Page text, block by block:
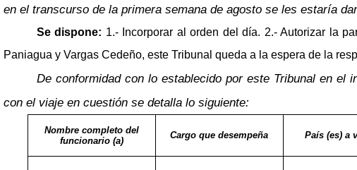
en el transcurso de la primera semana de agosto se les estaría
Se dispone: 1.- Incorporar al orden del día. 2.- Autorizar la
Paniagua y Vargas Cedeño, este Tribunal queda a la espera de la
De conformidad con lo establecido por este Tribunal en el
con el viaje en cuestión se detalla lo siguiente:
Nombre completo del
funcionario (a)
Cargo que desempeña País (es) a